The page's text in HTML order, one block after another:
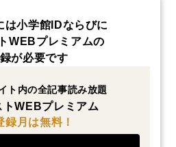
は小学館IDならびに
WEBプレミアムの
が必要です
ト内の全記事読み放題
トWEBプレミアム
録月は無料！